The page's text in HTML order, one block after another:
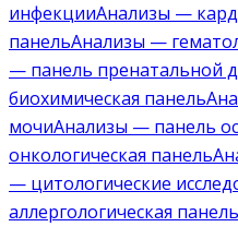
инфекцииАнализы —
панельАнализы —
— панель пренатальной
биохимическая панель
мочиАнализы — панель
онкологическая панель
— цитологические
аллергологическая панель